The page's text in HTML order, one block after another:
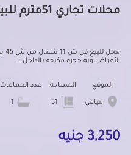
محلات تجاري 51مترم للبيع كاش بميامي الإسكندرية
الأغراض وبه حجره مكيفه بالداخل ...
الموقع
ميامي
المساحة عدد الحمامات
3,250 جنيه